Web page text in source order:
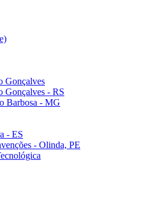
Gonçalves
Gonçalves - RS
Barbosa - MG
- ES
- Olinda, PE